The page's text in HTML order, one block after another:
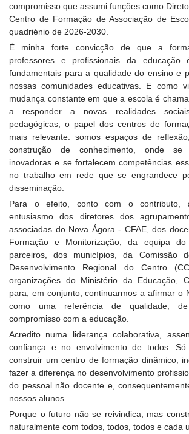
compromisso que assumi funções como
Centro de Formação de Associação de
quadriénio de 2026-2030.
É minha forte convicção de que a
professores e profissionais da
fundamentais para a qualidade do ensino e
nossas comunidades educativas. E como
mudança constante em que a escola é
a responder a novas realidades
pedagógicas, o papel dos centros de
mais relevante: somos espaços de
construção de conhecimento, onde se
inovadoras e se fortalecem competências
no trabalho em rede que se engrandece
disseminação.
Para o efeito, conto com o contributo,
entusiasmo dos diretores dos
associadas do Nova Ágora - CFAE, dos
Formação e Monitorização, da equipa do
parceiros, dos municípios, da Comissão
Desenvolvimento Regional do Centro
organizações do Ministério da Educação,
para, em conjunto, continuarmos a afirmar o
como uma referência de qualidade,
compromisso com a educação.
Acredito numa liderança colaborativa,
confiança e no envolvimento de todos. Só
construir um centro de formação dinâmico,
fazer a diferença no desenvolvimento
do pessoal não docente e,
nossos alunos.
Porque o futuro não se reivindica, mas
naturalmente com todos, todos, todos e cada